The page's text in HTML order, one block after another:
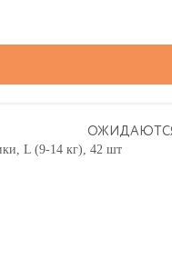
L (9-14 кг), 42 шт